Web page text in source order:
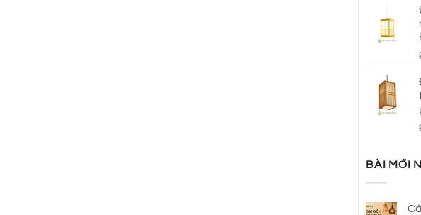
BÀI MỚI